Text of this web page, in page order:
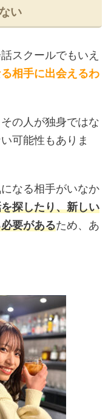
い
スクールでもいえ
相手に出会えるわ
の人が独身ではな
可能性もありま
なる相手がいなか
探したり、新しい
要があるため、あ